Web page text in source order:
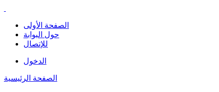
الصفحة الأولى
حول البوابة
للإتصال
الدخول
الصفحة الرئيسية